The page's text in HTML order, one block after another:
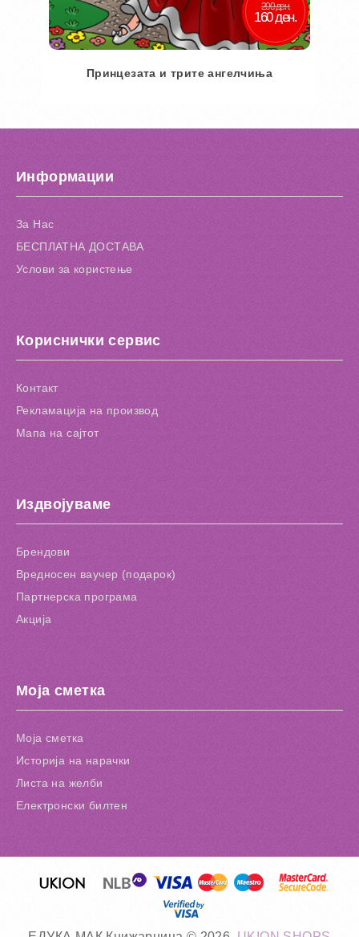
200 ден.
160 ден.
Принцезата и трите ангелчиња
Информации
За Нас
БЕСПЛАТНА ДОСТАВА
Услови за користење
Кориснички сервис
Контакт
Рекламација на производ
Мапа на сајтот
Издвојуваме
Брендови
Вредносен ваучер (подарок)
Партнерска програма
Акција
Моја сметка
Моја сметка
Историја на нарачки
Листа на желби
Електронски билтен